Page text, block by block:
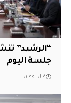
“الرشيد”
جلسة اليوم
قبل يومين